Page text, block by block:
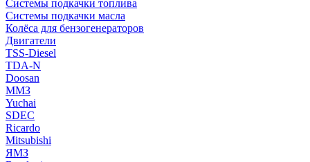
Системы подкачки топлива
Системы подкачки масла
Колёса для бензогенераторов
Двигатели
TSS-Diesel
TDA-N
Doosan
ММЗ
Yuchai
SDEC
Ricardo
Mitsubishi
ЯМЗ